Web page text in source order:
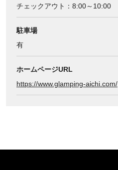
チェックアウト：8:00～10:00
駐車場
有
ホームページURL
https://www.glamping-aichi.com/